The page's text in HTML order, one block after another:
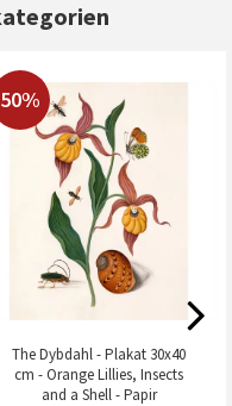
50%
The Dybdahl - Plakat 30x40
cm - Orange Lillies, Insects
and a Shell - Papir